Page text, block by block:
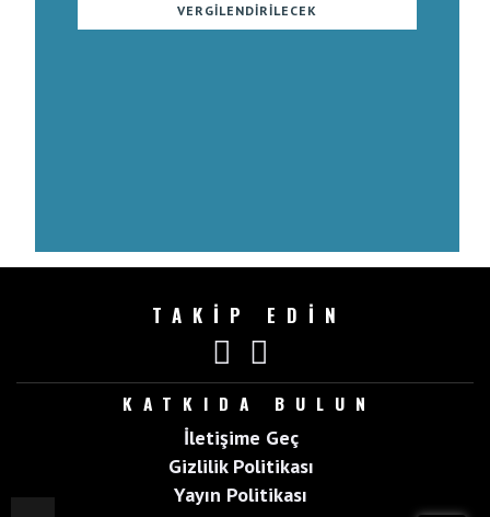
VERGILENDIRILECEK
TAKİP EDİN
KATKIDA BULUN
İletişime Geç
Gizlilik Politikası
Yayın Politikası